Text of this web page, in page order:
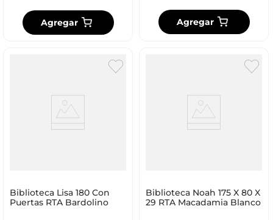
Agregar Agregar
Biblioteca Lisa 180 Con
Puertas RTA Bardolino
Biblioteca Noah 175 X 80 X
29 RTA Macadamia Blanco